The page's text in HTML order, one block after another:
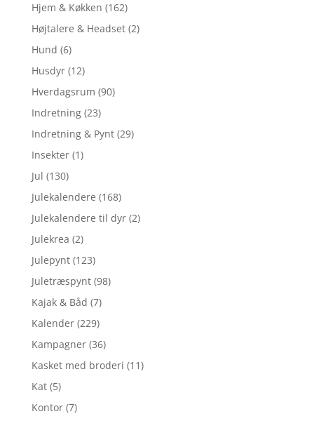
Hjem & Køkken (162)
Højtalere & Headset (2)
Hund (6)
Husdyr (12)
Hverdagsrum (90)
Indretning (23)
Indretning & Pynt (29)
Insekter (1)
Jul (130)
Julekalendere (168)
Julekalendere til dyr (2)
Julekrea (2)
Julepynt (123)
Juletræspynt (98)
Kajak & Båd (7)
Kalender (229)
Kampagner (36)
Kasket med broderi (11)
Kat (5)
Kontor (7)